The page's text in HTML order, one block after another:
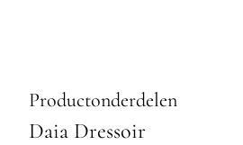
Productonderdelen
Daia Dressoir